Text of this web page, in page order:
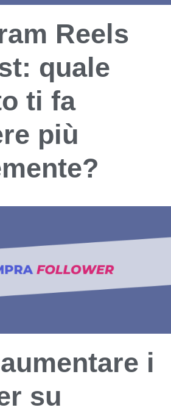
Reels
quale
ti fa
più
i
su